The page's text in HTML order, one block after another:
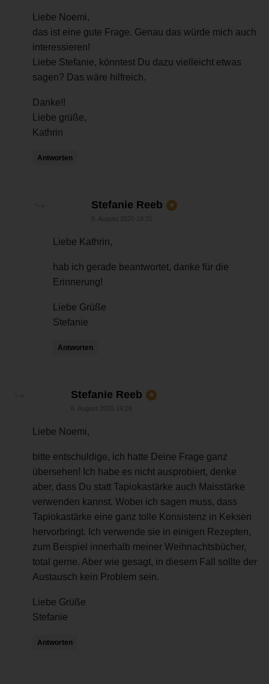
Liebe Noemi,
das ist eine gute Frage. Genau das würde mich auch
interessieren!
Liebe Stefanie, könntest Du dazu vielleicht etwas
sagen? Das wäre hilfreich.
Danke!!
Liebe grüße,
Kathrin
Antworten
Stefanie Reeb sagt:
6. August 2020 19:31
Liebe Kathrin,
hab ich gerade beantwortet, danke für die
Erinnerung!
Liebe Grüße
Stefanie
Antworten
Stefanie Reeb sagt:
6. August 2020 19:28
Liebe Noemi,
bitte entschuldige, ich hatte Deine Frage ganz
übersehen! Ich habe es nicht ausprobiert, denke
aber, dass Du statt Tapiokastärke auch Maisstärke
verwenden kannst. Wobei ich sagen muss, dass
Tapiokastärke eine ganz tolle Konsistenz in Keksen
hervorbringt. Ich verwende sie in einigen Rezepten,
zum Beispiel innerhalb meiner Weihnachtsbücher,
total gerne. Aber wie gesagt, in diesem Fall sollte der
Austausch kein Problem sein.
Liebe Grüße
Stefanie
Antworten